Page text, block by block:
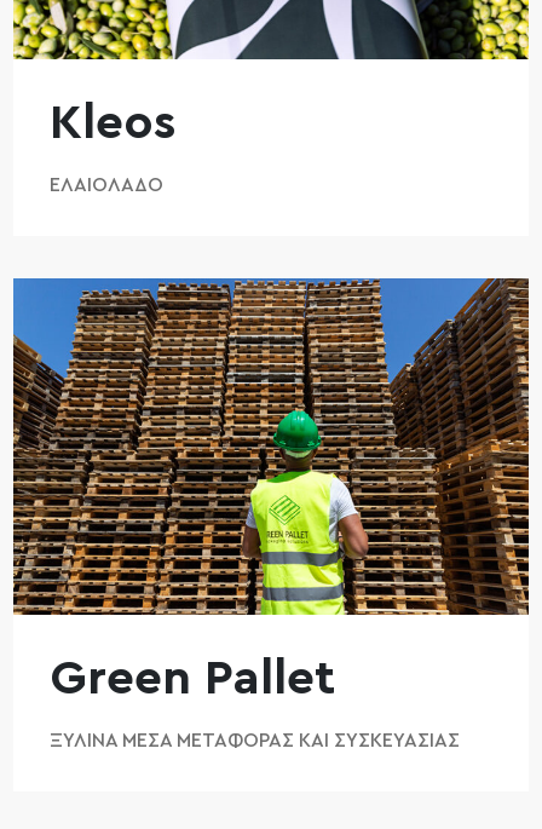
Kleos
ΕΛΑΙΌΛΑΔΟ
Green Pallet
ΞΎΛΙΝΑ ΜΈΣΑ ΜΕΤΑΦΟΡΆΣ ΚΑΙ ΣΥΣΚΕΥΑΣΊΑΣ